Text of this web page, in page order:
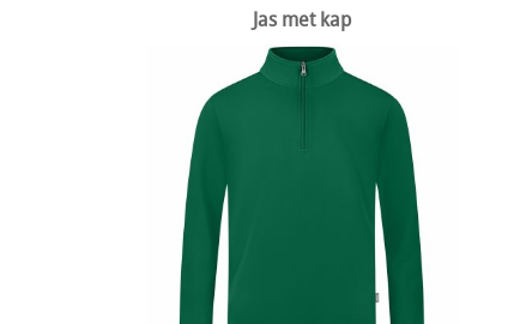
Jas met kap